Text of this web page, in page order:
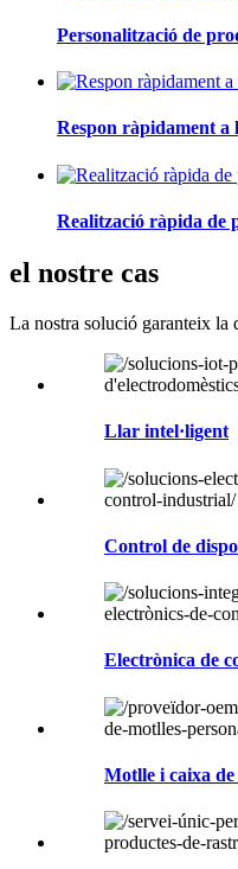
Personalització de
Respon ràpidament a
Realització ràpida de
el nostre cas
La nostra solució garanteix la
Llar intel·ligent
Control de
Electrònica de
Motlle i caixa